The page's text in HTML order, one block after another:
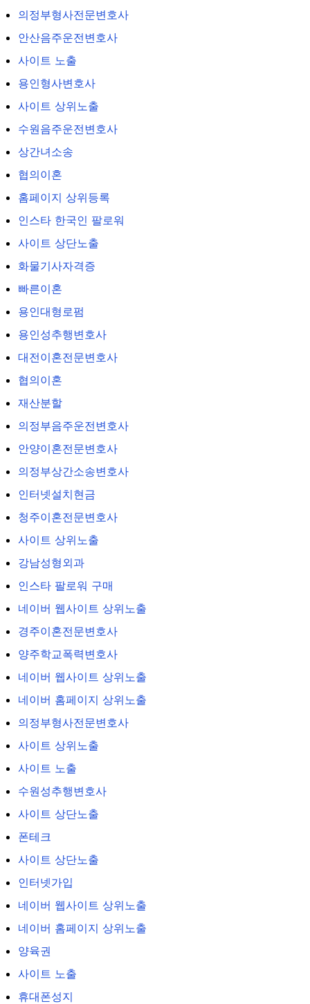
의정부형사전문변호사
안산음주운전변호사
사이트 노출
용인형사변호사
사이트 상위노출
수원음주운전변호사
상간녀소송
협의이혼
홈페이지 상위등록
인스타 한국인 팔로워
사이트 상단노출
화물기사자격증
빠른이혼
용인대형로펌
용인성추행변호사
대전이혼전문변호사
협의이혼
재산분할
의정부음주운전변호사
안양이혼전문변호사
의정부상간소송변호사
인터넷설치현금
청주이혼전문변호사
사이트 상위노출
강남성형외과
인스타 팔로워 구매
네이버 웹사이트 상위노출
경주이혼전문변호사
양주학교폭력변호사
네이버 웹사이트 상위노출
네이버 홈페이지 상위노출
의정부형사전문변호사
사이트 상위노출
사이트 노출
수원성추행변호사
사이트 상단노출
폰테크
사이트 상단노출
인터넷가입
네이버 웹사이트 상위노출
네이버 홈페이지 상위노출
양육권
사이트 노출
휴대폰성지